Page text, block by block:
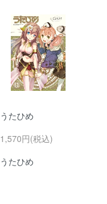
うたひめ
1,570円(税込)
うたひめ